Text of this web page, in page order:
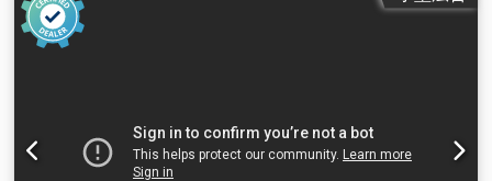
工具重量: